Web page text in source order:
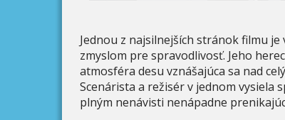
Jednou z najsilnejších stránok filmu
zmyslom pre spravodlivosť. Jeho
atmosféra desu vznášajúca sa nad
Scenárista a režisér v jednom vysiela
plným nenávisti nenápadne